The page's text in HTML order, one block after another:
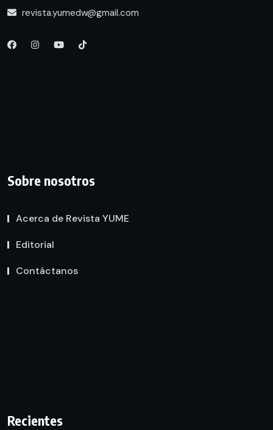
revista.yumedw@gmail.com
Sobre nosotros
Acerca de Revista YUME
Editorial
Contáctanos
Recientes